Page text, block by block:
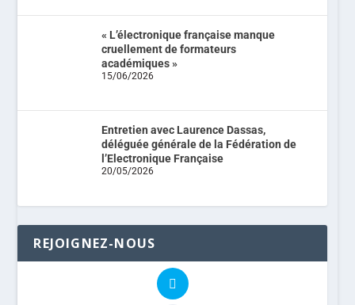
« L’électronique française manque
cruellement de formateurs
académiques »
15/06/2026
Entretien avec Laurence Dassas,
déléguée générale de la Fédération de
l’Electronique Française
20/05/2026
REJOIGNEZ-NOUS